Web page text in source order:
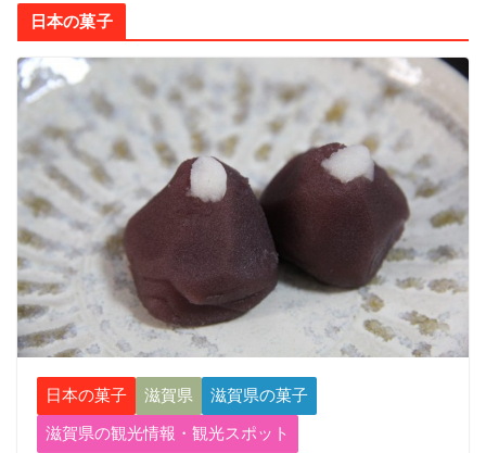
日本の菓子
日本の菓子 滋賀県
滋賀県の菓子
滋賀県の観光情報・観光スポット